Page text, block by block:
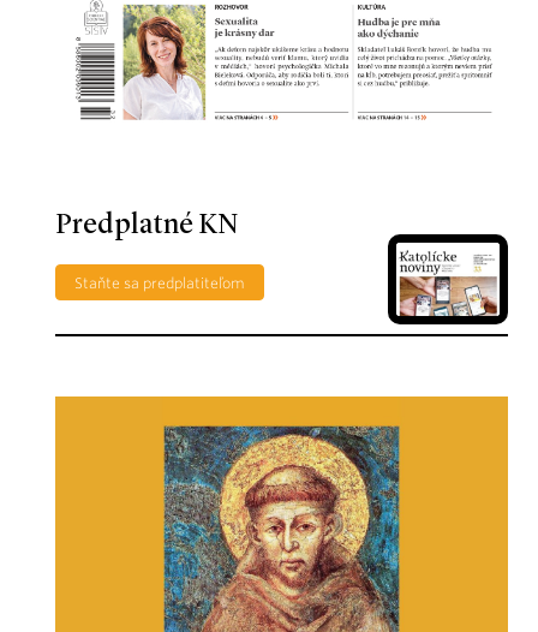
Predplatné KN
Staňte sa predplatiteľom